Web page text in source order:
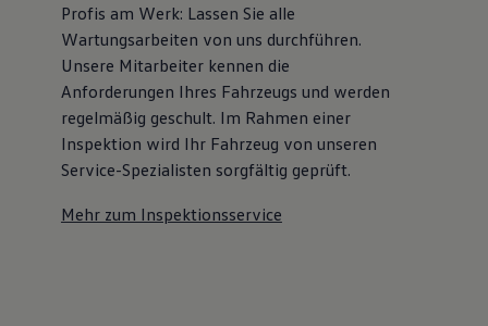
Profis am Werk: Lassen Sie alle
Wartungsarbeiten von uns durchführen.
Unsere Mitarbeiter kennen die
Anforderungen Ihres Fahrzeugs und werden
regelmäßig geschult. Im Rahmen einer
Inspektion wird Ihr Fahrzeug von unseren
Service-Spezialisten sorgfältig geprüft.
Mehr zum Inspektionsservice